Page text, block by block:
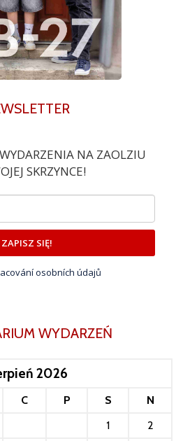
NA ZAOLZIU
SKRZYNCE!
ZAPISZ SIĘ!
osobních údajů
WYDARZEŃ
2026
C P S
N
1
2